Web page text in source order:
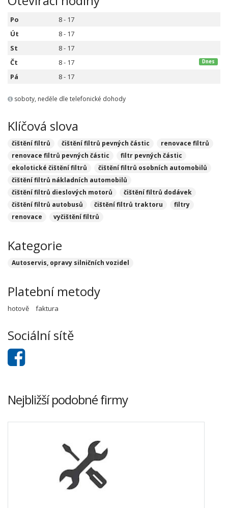
Po
8 - 17
Út
8 - 17
St
8 - 17
Čt
8 - 17 Dnes
Pá 8 - 17
soboty, neděle dle telefonické dohody
Klíčová slova
čištění filtrů čištění filtrů pevných částic
renovace filtrů
renovace filtrů pevných částic
filtr pevných částic
ekolotické čištění filtrů
čištění filtrů osobních automobilů
čištění filtrů nákladních automobilů
čištění filtrů dieslových motorů
čištění filtrů dodávek
čištění filtrů autobusů
čištění filtrů traktoru
filtry
renovace
vyčištění filtrů
Kategorie
Autoservis, opravy silničních vozidel
Platební metody
hotově faktura
Sociální sítě
Nejbližší podobné firmy